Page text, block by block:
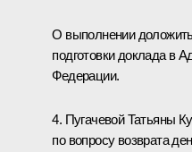
О выполнении
подготовки доклада в
Федерации.
4. Пугачевой Татьяны
по вопросу возврата